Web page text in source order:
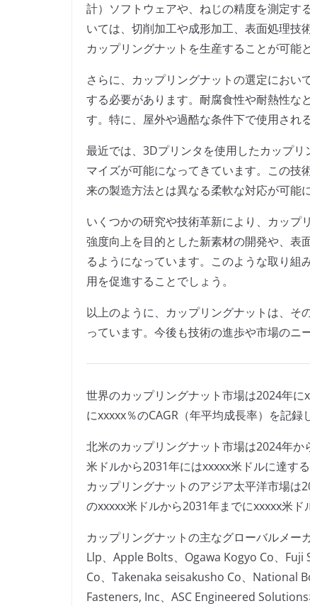
計）ソフトウェアや、ねじの精度を測定す
いては、切削加工や成形加工、表面処理技
カップリングナットを生産することが可能
さらに、カップリングナットの選定におい
する必要があります。耐腐食性や耐熱性な
す。特に、屋外や過酷な条件下で使用され
最近では、3Dプリンタを使用したカップ
マイズが可能になってきています。この技
来の製造方法とは異なる柔軟な対応が可能
いくつかの研究や技術革新により、カップ
強度向上を目的とした新素材の開発や、表
るようになっています。このような取り組
用を促進することでしょう。
以上のように、カップリングナットは、そ
っています。今後も技術の進歩や市場のニ
世界のカップリングナット市場は2024年
にxxxxx％のCAGR（年平均成長率）を記録
北米のカップリングナット市場は2024年
米ドルから2031年にはxxxxx米ドルに達する
カップリングナットのアジア太平洋市場は
のxxxxx米ドルから2031年までにxxxxx米ド
カップリングナットの主なグローバルメ
Llp、Apple Bolts、Ogawa Kogyo Co、
Co、Takenaka seisakusho Co、National
Fasteners, Inc、ASC Engineered